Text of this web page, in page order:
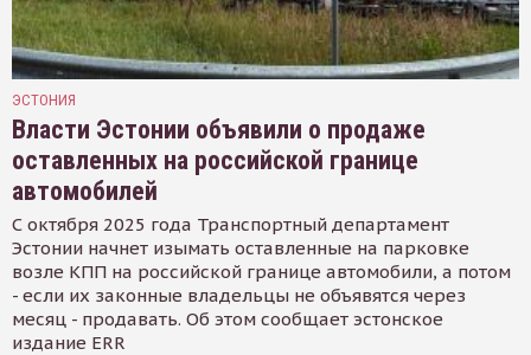
ЭСТОНИЯ
Власти Эстонии объявили о продаже
оставленных на российской границе
автомобилей
С октября 2025 года Транспортный департамент
Эстонии начнет изымать оставленные на парковке
возле КПП на российской границе автомобили, а потом
- если их законные владельцы не объявятся через
месяц - продавать. Об этом сообщает эстонское
издание ERR